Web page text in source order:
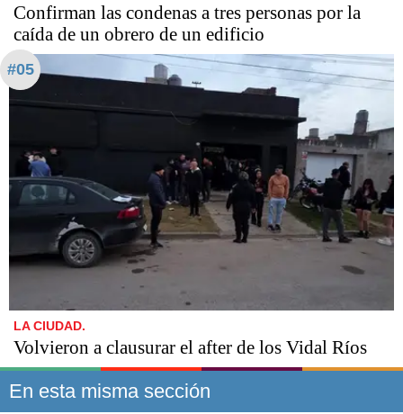
Confirman las condenas a tres personas por la
caída de un obrero de un edificio
#05
LA CIUDAD.
Volvieron a clausurar el after de los Vidal Ríos
En esta misma sección